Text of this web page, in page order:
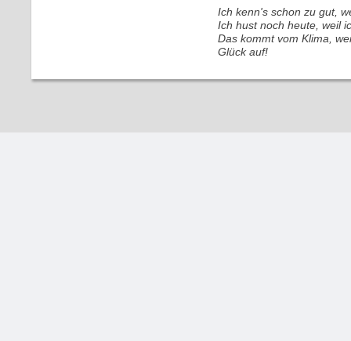
Ich kenn's schon zu gut,
Ich hust noch heute, weil
Das kommt vom Klima,
Glück auf!